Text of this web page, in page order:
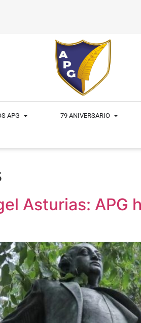
APG 79 ANIVERSARIO
Asturias: APG